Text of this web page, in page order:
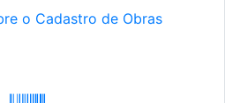
o Cadastro de Obras